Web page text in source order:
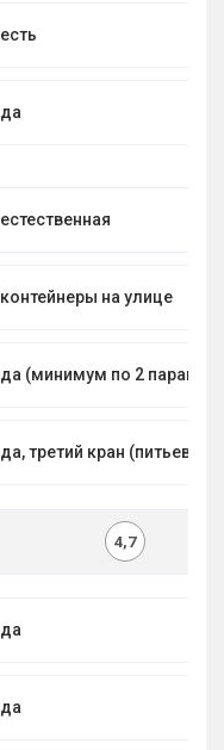
есть
да
естественная
контейнеры на улице
да (минимум по 2
да, третий кран (питьевой)
4,7
да
да